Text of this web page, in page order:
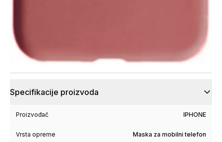
Specifikacije proizvoda
Proizvođač IPHONE
Vrsta opreme Maska za mobilni telefon